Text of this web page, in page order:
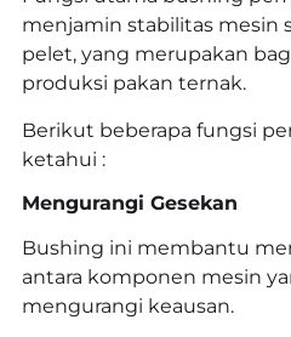
menjamin stabilitas mesin
pelet, yang merupakan
produksi pakan ternak.
Berikut beberapa fungsi
ketahui :
Mengurangi Gesekan
Bushing ini membantu
antara komponen mesin
mengurangi keausan.